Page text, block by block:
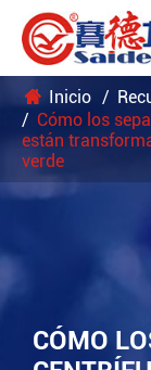
Inicio
Cómo los
están
verde
CÓMO